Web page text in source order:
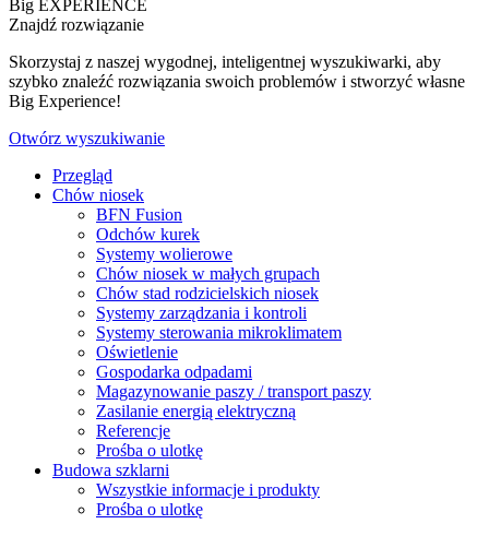
Big EXPERIENCE
Znajdź rozwiązanie
Skorzystaj z naszej wygodnej, inteligentnej wyszukiwarki, aby
szybko znaleźć rozwiązania swoich problemów i stworzyć własne
Big Experience!
Otwórz wyszukiwanie
Przegląd
Chów niosek
BFN Fusion
Odchów kurek
Systemy wolierowe
Chów niosek w małych grupach
Chów stad rodzicielskich niosek
Systemy zarządzania i kontroli
Systemy sterowania mikroklimatem
Oświetlenie
Gospodarka odpadami
Magazynowanie paszy / transport paszy
Zasilanie energią elektryczną
Referencje
Prośba o ulotkę
Budowa szklarni
Wszystkie informacje i produkty
Prośba o ulotkę